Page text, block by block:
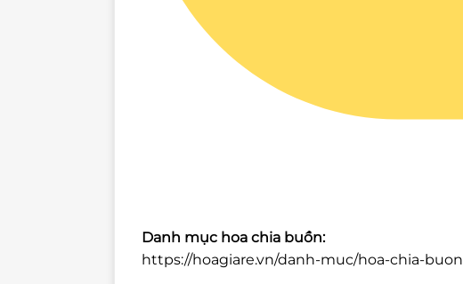
Danh mục hoa chia buồn:
https://hoagiare.vn/danh-muc/hoa-chia-buon